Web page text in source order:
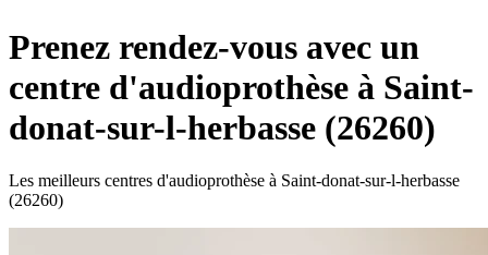
Prenez rendez-vous avec un
centre d'audioprothèse à Saint-
donat-sur-l-herbasse (26260)
Les meilleurs centres d'audioprothèse à Saint-donat-sur-l-herbasse
(26260)